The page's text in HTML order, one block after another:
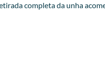
completa da unha